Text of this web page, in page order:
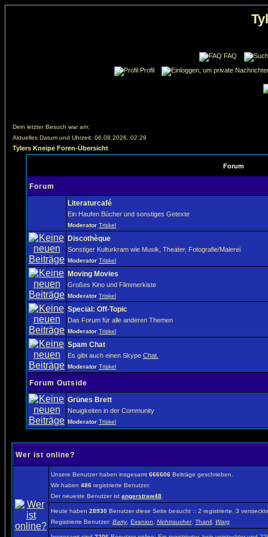
FAQ
Profil
Dein letzter Besuch war am:
Aktuelles Datum und Uhrzeit: 06.08.2026, 02:29
Tylers Kneipe Foren-Übersicht
Forum
Forum
Literaturcafé
Ein Haufen Bücher und sonstiges Getexte
Moderator Triskel
Discothèque
Sonstiger Kulturkram wie Musik, Theater, Fotografie/Malerei
Moderator Triskel
Moving Movies
Großes Kino und Flimmerkiste
Moderator Triskel
Special: Off-Topic
Das Forum für alle anderen Themen
Moderator Triskel
Spam Chat
Es gibt auch einen Skype Chat.
Moderator Triskel
Forum Outside
Grünes Brett
Neuigkeiten in der Community
Moderator Triskel
Wer ist online?
Unsere Benutzer haben insgesamt 666606 Beiträge geschrieben.
Wir haben 486 registrierte Benutzer.
Der neueste Benutzer ist angerstraw48
Heute haben 28930 Benutzer diese Seite besucht :: 2 registrierte, 3
Registrierte Benutzer: Barty, Eiranion Nichtraucher, Thanil Warg